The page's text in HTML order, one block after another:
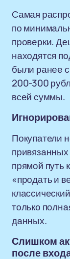
Самая
по
проверки.
находятся
были ранее
200-300
всей суммы.
Покупатели
прямой путь
«продать и
только
данных.
Слишком
после